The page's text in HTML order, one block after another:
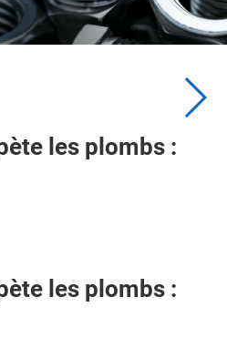
les plombs :
les plombs :